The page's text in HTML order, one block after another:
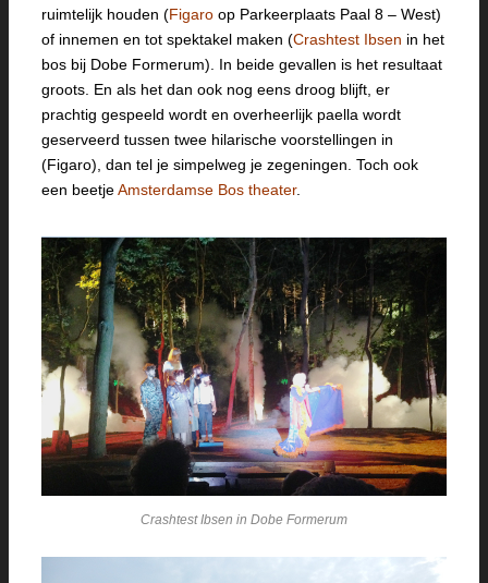
ruimtelijk houden (Figaro op Parkeerplaats Paal 8 – West)
of innemen en tot spektakel maken (Crashtest Ibsen in het
bos bij Dobe Formerum). In beide gevallen is het resultaat
groots. En als het dan ook nog eens droog blijft, er
prachtig gespeeld wordt en overheerlijk paella wordt
geserveerd tussen twee hilarische voorstellingen in
(Figaro), dan tel je simpelweg je zegeningen. Toch ook
een beetjeAmsterdamse Bos theater.
Crashtest Ibsen in Dobe Formerum